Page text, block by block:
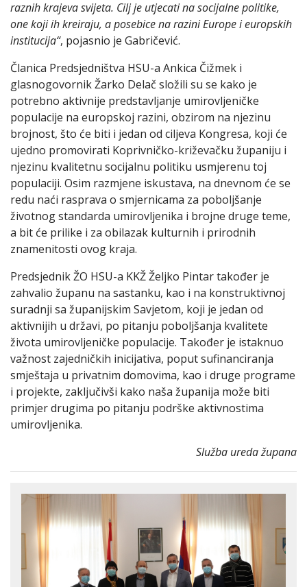
raznih krajeva svijeta. Cilj je utjecati na socijalne politike,
one koji ih kreiraju, a posebice na razini Europe i europskih
institucija“, pojasnio je Gabričević.
Članica Predsjedništva HSU-a Ankica Čižmek i
glasnogovornik Žarko Delač složili su se kako je
potrebno aktivnije predstavljanje umirovljeničke
populacije na europskoj razini, obzirom na njezinu
brojnost, što će biti i jedan od ciljeva Kongresa, koji će
ujedno promovirati Koprivničko-križevačku županiju i
njezinu kvalitetnu socijalnu politiku usmjerenu toj
populaciji. Osim razmjene iskustava, na dnevnom će se
redu naći rasprava o smjernicama za poboljšanje
životnog standarda umirovljenika i brojne druge teme,
a bit će prilike i za obilazak kulturnih i prirodnih
znamenitosti ovog kraja.
Predsjednik ŽO HSU-a KKŽ Željko Pintar također je
zahvalio županu na sastanku, kao i na konstruktivnoj
suradnji sa županijskim Savjetom, koji je jedan od
aktivnijih u državi, po pitanju poboljšanja kvalitete
života umirovljeničke populacije. Također je istaknuo
važnost zajedničkih inicijativa, poput sufinanciranja
smještaja u privatnim domovima, kao i druge programe
i projekte, zaključivši kako naša županija može biti
primjer drugima po pitanju podrške aktivnostima
umirovljenika.
Služba ureda župana